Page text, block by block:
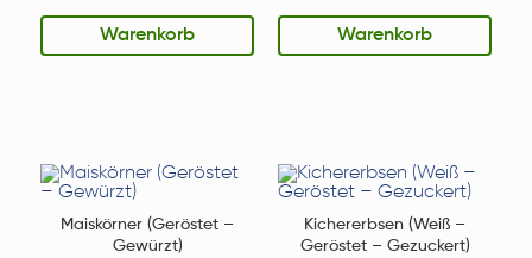
Warenkorb Warenkorb
Maiskörner (Geröstet –
Gewürzt)
Kichererbsen (Weiß –
Geröstet – Gezuckert)